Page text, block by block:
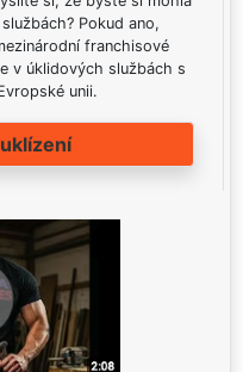
Pokud ano,
franchisové
v úklidových službách s
unii.